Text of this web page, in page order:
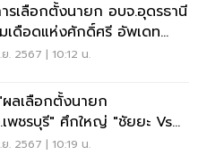
รเลือกตั้งนายก อบจ.อุดรธานี
เดือดแห่งศักดิ์ศรี อัพเดท
ที่นี่
. 2567 | 10:12 น.
ลเลือกตั้งนายก
เพชรบุรี" ศึกใหญ่ "ชัยยะ Vs
" อัพเดทล่าสุด
. 2567 | 10:19 น.